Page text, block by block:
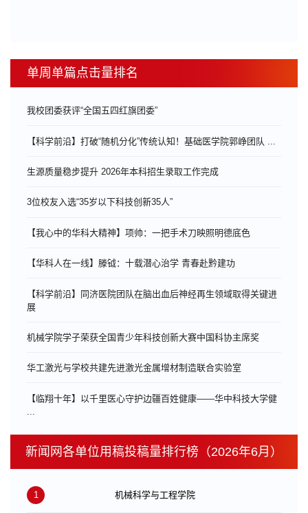
单周单篇点击量排名
我校团委获评“全国五四红旗团委”
【科学前沿】打破“随机分化”传统认知！基础医学院郭峥团队 ...
生源质量稳步提升 2026年本科招生录取工作完成
3位校友入选“35岁以下科技创新35人”
【我心中的华科大精神】项帅：一把手术刀映照明德底色
【华科人在一线】滕钺：十载潜心治学 青春赴黔建功
【科学前沿】同济医院团队在脑出血后神经再生领域取得关键进
展
机械学院学子荣获全国青少年科技创新大赛中国科协主席奖
华工激光与学校共建先进激光金属增材制造联合实验室
【临翔十年】以千里医心守护边疆百姓健康——华中科技大学健
新闻网各单位用稿投稿量排行榜（2026年6月）
1 机械科学与工程学院